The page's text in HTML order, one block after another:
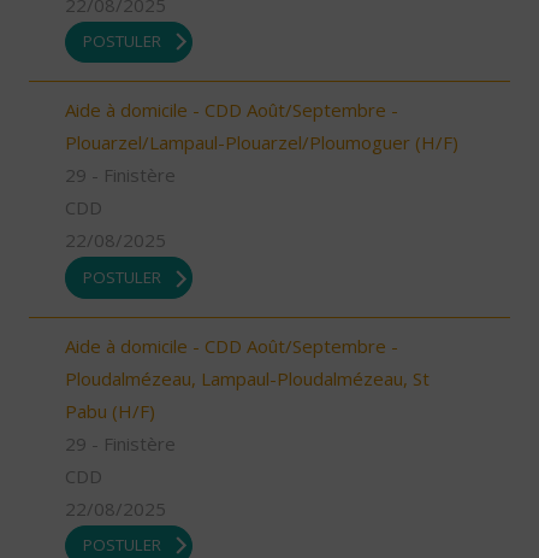
POSTULER
Aide à domicile - CDD Août/Septembre -
Plouarzel/Lampaul-Plouarzel/Ploumoguer (H/F)
29 - Finistère
CDD
22/08/2025
POSTULER
Aide à domicile - CDD Août/Septembre -
Ploudalmézeau, Lampaul-Ploudalmézeau, St
Pabu (H/F)
29 - Finistère
CDD
22/08/2025
POSTULER